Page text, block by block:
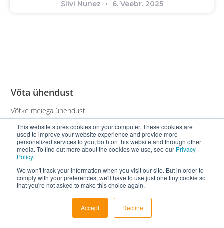
This website stores cookies on your computer. These cookies are
used to improve your website experience and provide more
personalized services to you, both on this website and through other
media. To find out more about the cookies we use, see our Privacy
Policy.
We won't track your information when you visit our site. But in order to
comply with your preferences, we'll have to use just one tiny cookie so
that you're not asked to make this choice again.
Accept Decline
Silvi Nunez 6. Veebr. 2025
Võta ühendust
Võtke meiega ühendust
Töötage meiega
Jälgi Meid!